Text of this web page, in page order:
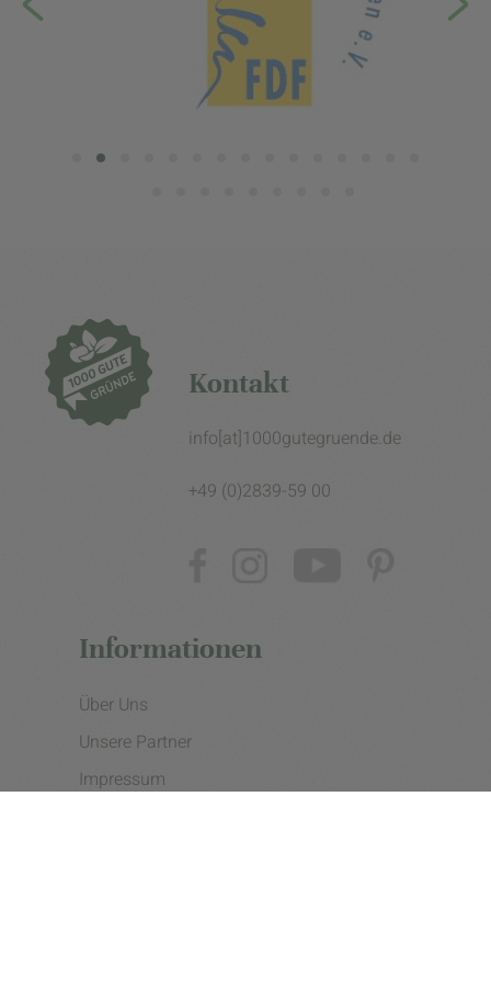
Kontakt
info[at]1000gutegruende.de
+49 (0)2839-59 00
Informationen
Über Uns
Unsere Partner
Impressum